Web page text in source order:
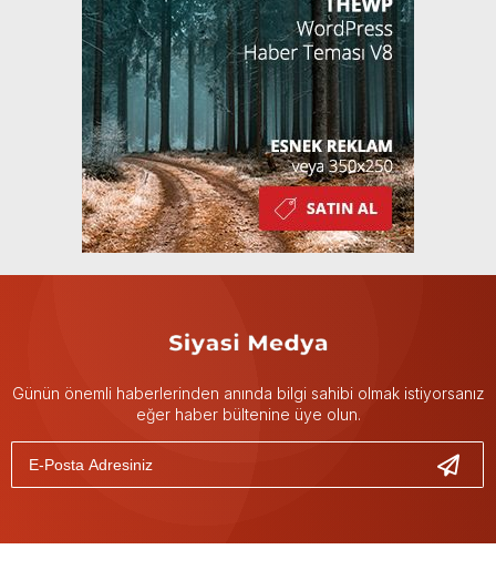
Günün önemli haberlerinden anında bilgi sahibi olmak istiyorsanız
eğer haber bültenine üye olun.